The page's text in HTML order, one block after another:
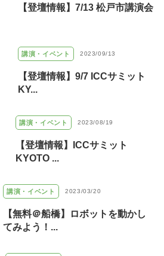
【登壇情報】7/13 松戸市講演会
講演・イベント 2023/09/13
【登壇情報】9/7 ICCサミット
KY...
講演・イベント 2023/08/19
【登壇情報】ICCサミット
KYOTO ...
講演・イベント 2023/03/20
【無料＠船橋】ロボットを動かし
てみよう！...